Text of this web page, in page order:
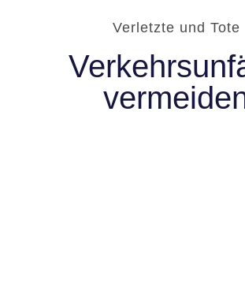
Verletzte und Tote